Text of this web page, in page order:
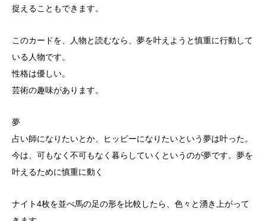
捉えることもできます。
このカードを、人物と読むなら、夢を叶えようと慎重に行動して
いる人物です。
性格は優しい。
芸術の趣味があります。
夢
占い師になりたいとか、ヒッピーになりたいという夢は叶った。
今は、可もなく不可もなく暮らしていくというのが夢です。夢を
叶えるために慎重に動く
ナイト4枚を並べ馬の足の形を比較したら、色々と湧き上がって